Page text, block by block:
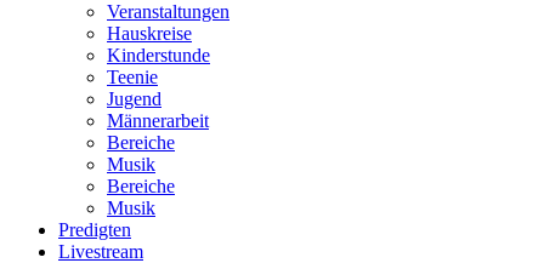
Veranstaltungen
Hauskreise
Kinderstunde
Teenie
Jugend
Männerarbeit
Bereiche
Musik
Bereiche
Musik
Predigten
Livestream